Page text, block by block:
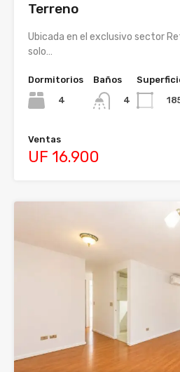
Terreno
Ubicada en el exclusivo sector
solo…
Dormitorios
4
Baños
4
Ventas
UF 16.900